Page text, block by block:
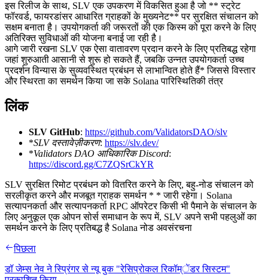
इस रिलीज के साथ, SLV एक उपकरण में विकसित हुआ है जो ** स्ट्रेट
फॉरवर्ड, फायरडांसर आधारित ग्राहकों के मुख्यनेट** पर सुरक्षित संचालन को
सक्षम बनाता है। उपयोगकर्ता की जरूरतों की एक किस्म को पूरा करने के लिए
अतिरिक्त सुविधाओं की योजना बनाई जा रही है।
आगे जारी रखना SLV एक ऐसा वातावरण प्रदान करने के लिए प्रतिबद्ध रहेगा
जहां शुरुआती आसानी से शुरू हो सकते हैं, जबकि उन्नत उपयोगकर्ता उच्च
प्रदर्शन विन्यास के सुव्यवस्थित प्रबंधन से लाभान्वित होते हैं* जिससे विस्तार
और स्थिरता का समर्थन किया जा सके Solana पारिस्थितिकी तंत्र
लिंक
SLV GitHub: https://github.com/ValidatorsDAO/slv
*SLV दस्तावेज़ीकरण: https://slv.dev/
*Validators DAO आधिकारिक Discord:
https://discord.gg/C7ZQSrCkYR
SLV सुरक्षित रिमोट प्रबंधन को वितरित करने के लिए, बहु-नोड संचालन को
सरलीकृत करने और मजबूत ग्राहक समर्थन * * जारी रहेगा। Solana
सत्यापनकर्ता और सत्यापनकर्ता RPC ऑपरेटर किसी भी पैमाने के संचालन के
लिए अनुकूल एक ओपन सोर्स समाधान के रूप में, SLV अपने सभी पहलुओं का
समर्थन करने के लिए प्रतिबद्ध है Solana नोड अवसंरचना
पिछला
डॉ जेम्स नेव ने स्प्रिंगर से न्यू बुक "रेसिप्रोकल रिकॉम्ेंडर सिस्टम"